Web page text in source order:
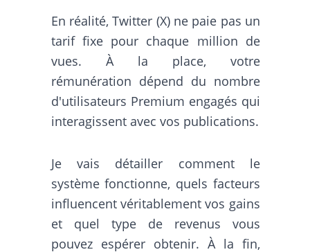
En réalité, Twitter (X) ne paie pas un
tarif fixe pour chaque million de
vues. À la place, votre
rémunération dépend du nombre
d'utilisateurs Premium engagés qui
interagissent avec vos publications.
Je vais détailler comment le
système fonctionne, quels facteurs
influencent véritablement vos gains
et quel type de revenus vous
pouvez espérer obtenir. À la fin,